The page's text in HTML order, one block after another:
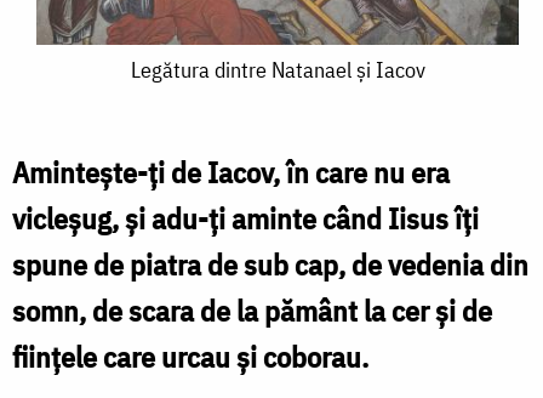
Legătura
Natanael
şi
Iacov
Legătura dintre Natanael şi Iacov
Aminteşte-ţi de Iacov, în care nu era
vicleşug, şi adu-ţi aminte când Iisus îţi
spune de piatra de sub cap, de vedenia din
somn, de scara de la pământ la cer şi de
fiinţele care urcau şi coborau.